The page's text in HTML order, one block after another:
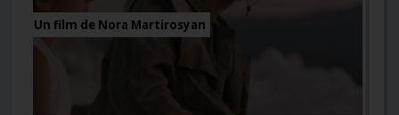
Un film de Nora Martirosyan